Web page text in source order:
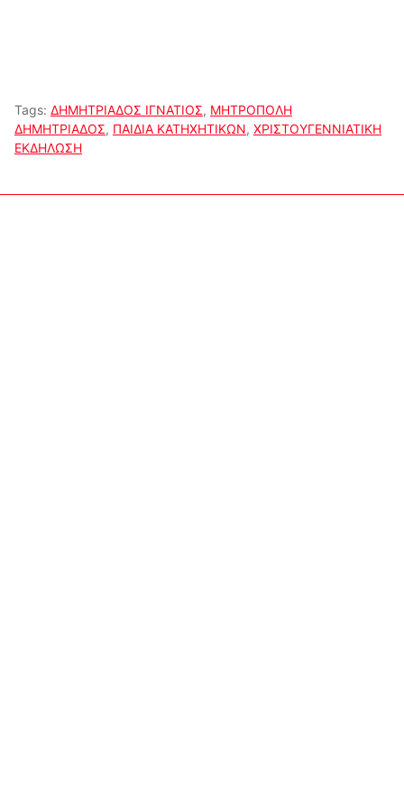
Tags: ΔΗΜΗΤΡΙΑΔΟΣ ΙΓΝΑΤΙΟΣ, ΜΗΤΡΟΠΟΛΗ
ΔΗΜΗΤΡΙΑΔΟΣ, ΠΑΙΔΙΑ ΚΑΤΗΧΗΤΙΚΩΝ, ΧΡΙΣΤΟΥΓΕΝΝΙΑΤΙΚΗ
ΕΚΔΗΛΩΣΗ